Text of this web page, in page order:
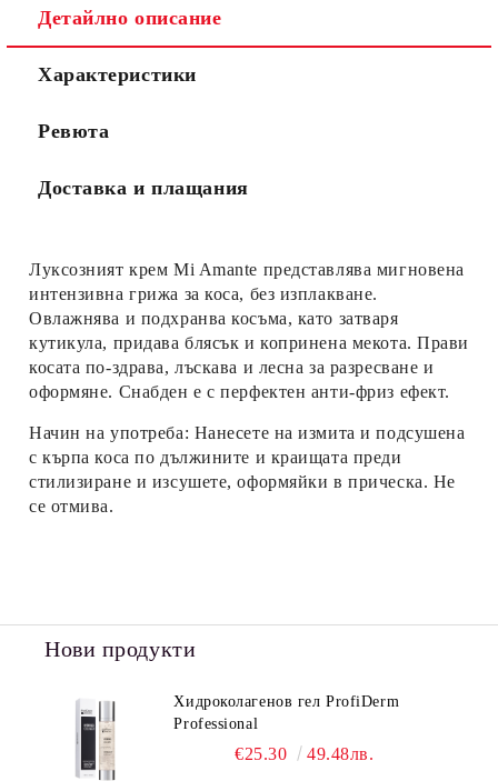
Детайлно описание
Характеристики
Ревюта
Доставка и плащания
Луксозният крем Mi Amante представлява мигновена
интензивна грижа за коса, без изплакване.
Овлажнява и подхранва косъма, като затваря
кутикула, придава блясък и копринена мекота. Прави
косата по-здрава, лъскава и лесна за разресване и
оформяне. Снабден е с перфектен анти-фриз ефект.
Начин на употреба: Нанесете на измита и подсушена
с кърпа коса по дължините и краищата преди
стилизиране и изсушете, оформяйки в прическа. Не
се отмива.
Нови продукти
Хидроколагенов гел ProfiDerm
Professional
€25.30 49.48лв.